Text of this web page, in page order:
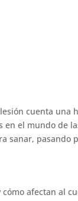
cuenta una
en el mundo de
sanar, pasando
afectan al